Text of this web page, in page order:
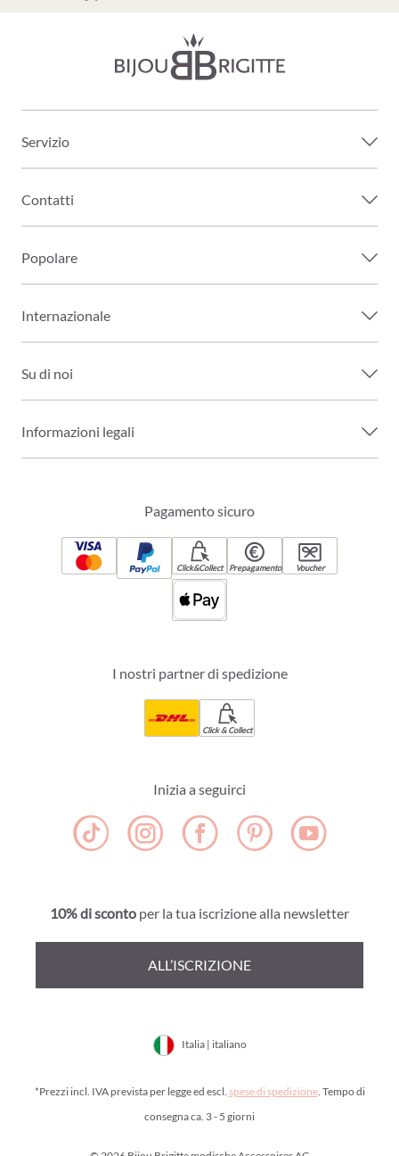
Servizio
Contatti
Popolare
Internazionale
Su di noi
Informazioni legali
Pagamento sicuro
Click&Collect Prepagamento Voucher
I nostri partner di spedizione
Click & Collect
Inizia a seguirci
10% di sconto per la tua iscrizione alla newsletter
ALL’ISCRIZIONE
Italia | italiano
*Prezzi incl. IVA prevista per legge ed escl. spese di spedizione. Tempo di
consegna ca. 3 - 5 giorni